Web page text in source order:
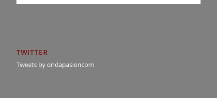
TWITTER
Tweets by ondapasioncom